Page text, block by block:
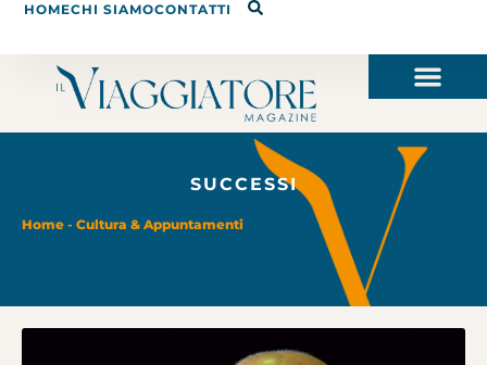
HOMECHI SIAMOCONTATTI
SUCCESSI
Home - Cultura & Appuntamenti